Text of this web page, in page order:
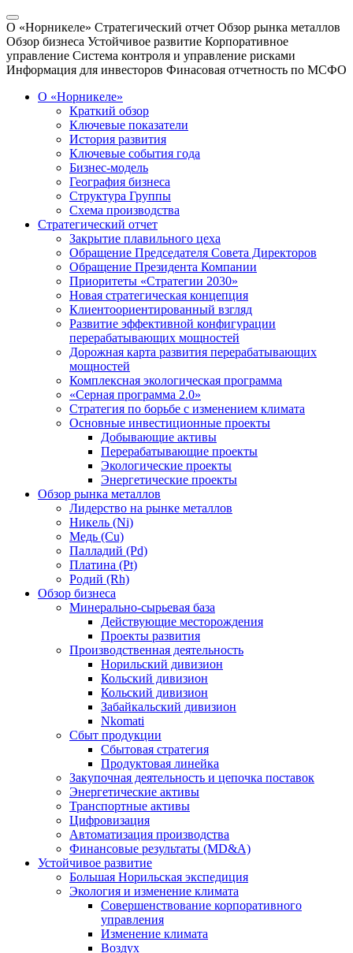
О «Норникеле» Стратегический отчет Обзор рынка металлов
Обзор бизнеса Устойчивое развитие Корпоративное
управление Система контроля и управление рисками
Информация для инвесторов Финасовая отчетность по МСФО
О «Норникеле»
Краткий обзор
Ключевые показатели
История развития
Ключевые события года
Бизнес-модель
География бизнеса
Структура Группы
Схема производства
Стратегический отчет
Закрытие плавильного цеха
Обращение Председателя Совета Директоров
Обращение Президента Компании
Приоритеты «Стратегии 2030»
Новая стратегическая концепция
Клиентоориентированный взгляд
Развитие эффективной конфигурации
перерабатывающих мощностей
Дорожная карта развития перерабатывающих
мощностей
Комплексная экологическая программа
«Серная программа 2.0»
Стратегия по борьбе с изменением климата
Основные инвестиционные проекты
Добывающие активы
Перерабатывающие проекты
Экологические проекты
Энергетические проекты
Обзор рынка металлов
Лидерство на рынке металлов
Никель (Ni)
Медь (Cu)
Палладий (Pd)
Платина (Pt)
Родий (Rh)
Обзор бизнеса
Минерально-сырьевая база
Действующие месторождения
Проекты развития
Производственная деятельность
Норильский дивизион
Кольский дивизион
Кольский дивизион
Забайкальский дивизион
Nkomati
Сбыт продукции
Сбытовая стратегия
Продуктовая линейка
Закупочная деятельность и цепочка поставок
Энергетические активы
Транспортные активы
Цифровизация
Автоматизация производства
Финансовые результаты (MD&A)
Устойчивое развитие
Большая Норильская экспедиция
Экология и изменение климата
Совершенствование корпоративного
управления
Изменение климата
Воздух